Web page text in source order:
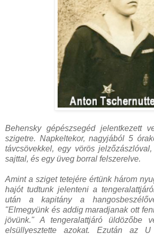
Behensky gépészsegéd jelentkezett
szigetre. Napkeltekor, nagyjából 5
távcsövekkel, egy vörös
sajttal, és egy üveg borral felszerelve.
Amint a sziget tetejére értünk három
hajót tudtunk jelenteni a
után a kapitány a
"Elmegyünk és addig maradjanak ott
jövünk." A tengeralattjáró üldözőbe
elsüllyesztette azokat. Ezután az